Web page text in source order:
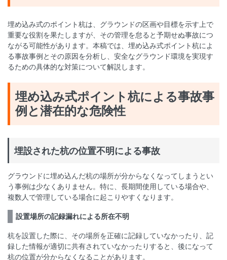
埋め込み式のポイント杭は、グラウンドの区画や目標を示す上で
重要な役割を果たしますが、その管理を怠ると予期せぬ事故につ
ながる可能性があります。本稿では、埋め込み式ポイント杭によ
る事故事例とその原因を分析し、安全なグラウンド環境を実現す
るための具体的な対策について解説します。
埋め込み式ポイント杭による事故事
例と潜在的な危険性
埋設された杭の位置不明による事故
グラウンドに埋め込んだ杭の場所が分からなくなってしまうとい
う事例は少なくありません。特に、長期間使用している場合や、
複数人で管理している場合に起こりやすくなります。
設置場所の記録漏れによる所在不明
杭を設置した際に、その場所を正確に記録していなかったり、記
録した情報が適切に共有されていなかったりすると、後になって
杭の位置が分からなくなることがあります。